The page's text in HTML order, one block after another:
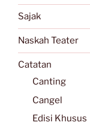
Sajak
Naskah Teater
Catatan
Canting
Cangel
Edisi Khusus